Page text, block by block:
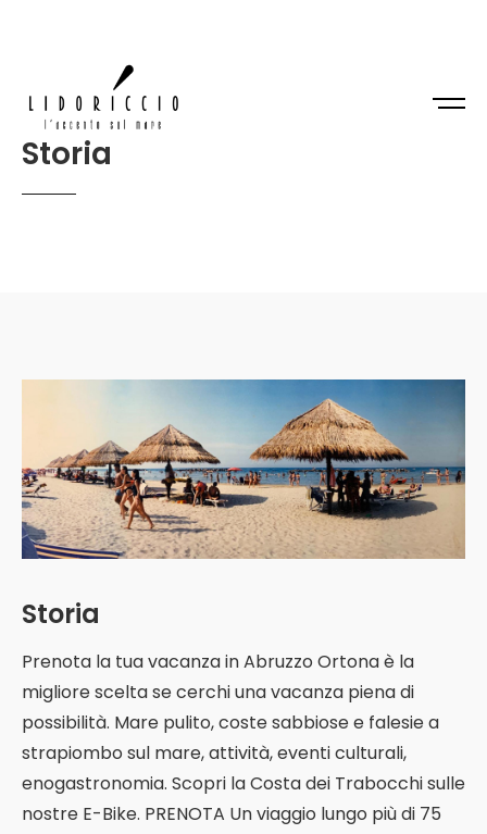
Storia
Storia
Prenota la tua vacanza in Abruzzo Ortona è la
migliore scelta se cerchi una vacanza piena di
possibilità. Mare pulito, coste sabbiose e falesie a
strapiombo sul mare, attività, eventi culturali,
enogastronomia. Scopri la Costa dei Trabocchi sulle
nostre E-Bike. PRENOTA Un viaggio lungo più di 75